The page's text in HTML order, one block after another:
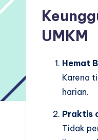
UMKM
Hemat
Karena
harian.
Praktis
Tidak